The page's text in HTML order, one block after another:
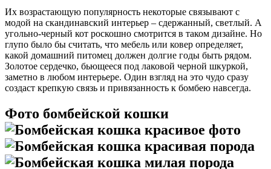
Их возрастающую популярность некоторые связывают с
модой на скандинавский интерьер – сдержанный, светлый. А
угольно-черный кот роскошно смотрится в таком дизайне. Но
глупо было бы считать, что мебель или ковер определяет,
какой домашний питомец должен долгие годы быть рядом.
Золотое сердечко, бьющееся под лаковой черной шкуркой,
заметно в любом интерьере. Один взгляд на это чудо сразу
создаст крепкую связь и привязанность к бомбею навсегда.
Фото бомбейской кошки